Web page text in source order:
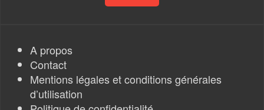
A propos
Contact
Mentions légales et conditions générales
d’utilisation